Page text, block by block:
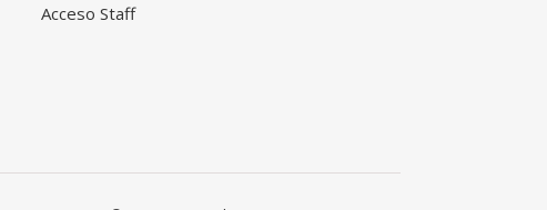
Acceso Staff